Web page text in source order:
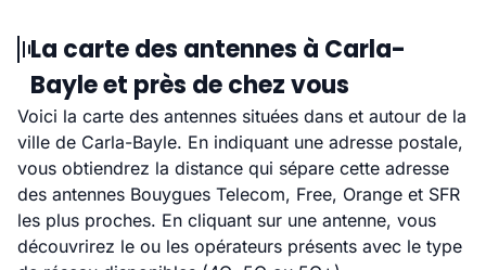
La carte des antennes à Carla-
Bayle et près de chez vous
Voici la carte des antennes situées dans et autour de la
ville de Carla-Bayle. En indiquant une adresse postale,
vous obtiendrez la distance qui sépare cette adresse
des antennes Bouygues Telecom, Free, Orange et SFR
les plus proches. En cliquant sur une antenne, vous
découvrirez le ou les opérateurs présents avec le type